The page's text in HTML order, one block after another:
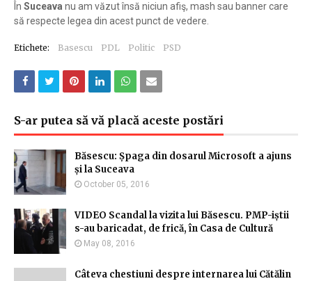
În Suceava nu am văzut însă niciun afiş, mash sau banner care
să respecte legea din acest punct de vedere.
Etichete: Basescu PDL Politic PSD
S-ar putea să vă placă aceste postări
Băsescu: Șpaga din dosarul Microsoft a ajuns
și la Suceava
October 05, 2016
VIDEO Scandal la vizita lui Băsescu. PMP-iștii
s-au baricadat, de frică, în Casa de Cultură
May 08, 2016
Câteva chestiuni despre internarea lui Cătălin